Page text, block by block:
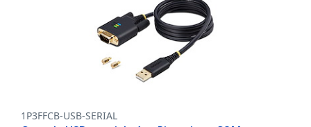
1P3FFCB-USB-SERIAL